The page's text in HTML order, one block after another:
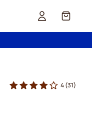
Cart
4(31)